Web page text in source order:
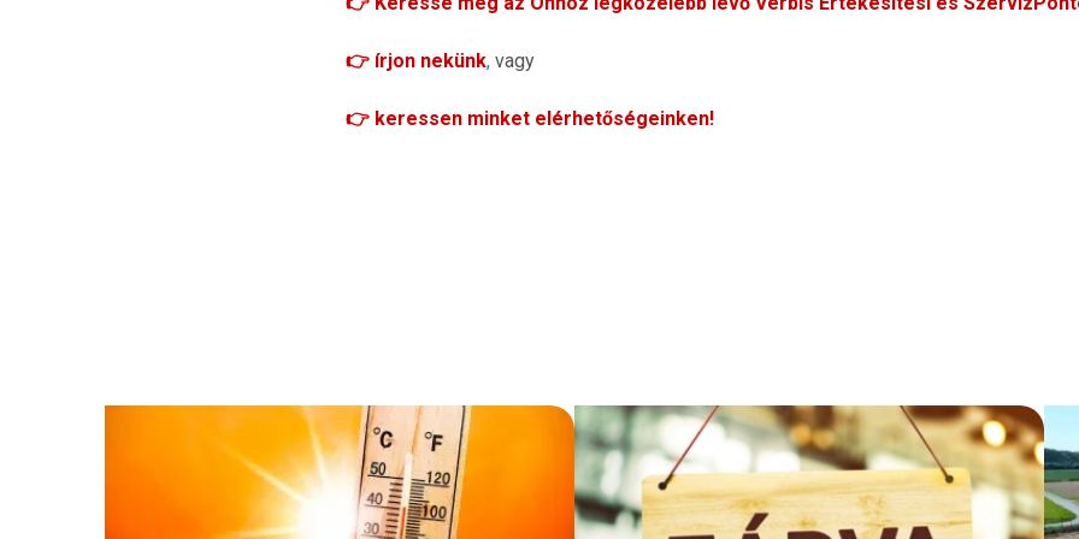
👉 írjon nekünk, vagy
👉 keressen minket elérhetőségeinken!